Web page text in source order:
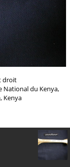
droit
National du Kenya,
Kenya